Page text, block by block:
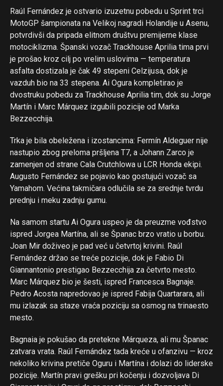
Raúl Fernández je ostvario izuzetnu pobedu u Sprint trci
MotoGP šampionata na Velikoj nagradi Holandije u Asenu,
potvrdivši da pripada elitnom društvu premijerne klase
motociklizma. Španski vozač Trackhouse Aprilia tima prvi
je prošao kroz cilj po vrelim uslovima — temperatura
asfalta dostizala je čak 49 stepeni Celzijusa, dok je
vazduh bio na 33 stepena. Ai Ogura kompletirao je
dvostruku pobedu za Trackhouse Aprilia tim, dok su Jorge
Martín i Marc Márquez izgubili pozicije od Marka
Bezzecchija.
Trka je bila obeležena i izostancima: Fermín Aldeguer nije
nastupio zbog preloma pršljena T7, a Johann Zarco je
zamenjen od strane Cala Crutchlowa u LCR Honda ekipi.
Augusto Fernández se pojavio kao gostujući vozač sa
Yamahom. Većina takmičara odlučila se za srednje tvrdu
prednju i meku zadnju gumu.
Na samom startu Ai Ogura uspeo je da preuzme vođstvo
ispred Jorgea Martína, ali se Španac brzo vratio u borbu.
Joan Mir doživeo je pad već u četvrtoj krivini. Raúl
Fernández držao se treće pozicije, dok je Fabio Di
Giannantonio prestigao Bezzecchija za četvrto mesto.
Marc Márquez bio je šesti, ispred Francesca Bagnaje.
Pedro Acosta napredovao je ispred Fabija Quartarara, ali
mu izlazak sa staze vraća poziciju sa osmog na trinaesto
mesto.
Bagnaia je pokušao da pretekne Márqueza, ali mu Španac
zatvara vrata. Raúl Fernández tada kreće u ofanzivu — kroz
nekoliko krivina pretiče Oguru i Martína i dolazi do liderske
pozicije. Martín pravi grešku pri kočenju i dozvoljava Di